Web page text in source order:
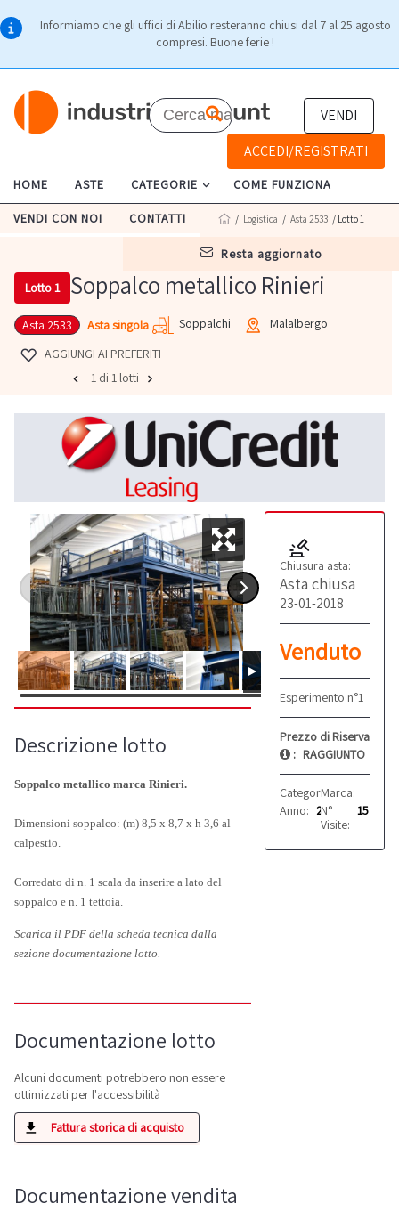
Informiamo che gli uffici di Abilio resteranno chiusi dal 7 al 25 agosto
compresi. Buone ferie !
VENDI
ACCEDI/REGISTRATI
HOME ASTE CATEGORIE COME FUNZIONA
VENDI CON NOI CONTATTI
resta aggiornato
/ Logistica / Asta 2533 / Lotto 1
Lotto 1 Soppalco metallico Rinieri
Asta 2533 Asta singola Soppalchi
Malalbergo
AGGIUNGI AI PREFERITI
1 di 1 lotti
Chiusura asta:
Asta chiusa
23-01-2018
Venduto
Esperimento n°1
Prezzo di Riserva
: RAGGIUNTO
Categoria: Soppalchi
Marca:
Anno: 2010
N°
Visite:
15
Descrizione lotto
Soppalco metallico marca Rinieri.
Dimensioni soppalco: (m) 8,5 x 8,7 x h 3,6 al
calpestio.
Corredato di n. 1 scala da inserire a lato del
soppalco e n. 1 tettoia.
Scarica il PDF della scheda tecnica dalla
sezione documentazione lotto.
Documentazione lotto
Alcuni documenti potrebbero non essere
ottimizzati per l'accessibilità
Fattura storica di acquisto
Documentazione vendita